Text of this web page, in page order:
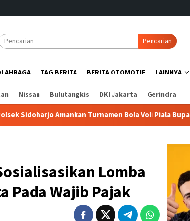
Pencarian
TAG BERITA BERITA OTOMOTIF LAINNYA
Nissan Bulutangkis DKI Jakarta Gerindra
Amankan Turnamen Bola Voli Piala Bupati 2026,
Lomba
Pada Wajib Pajak